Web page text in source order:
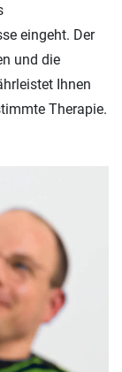
eingeht. Der
und die
Ihnen
Therapie.